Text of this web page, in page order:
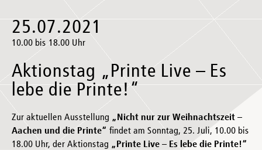
25.07.2021
10.00 bis 18.00 Uhr
Aktionstag „Printe Live – Es
lebe die Printe!“
Zur aktuellen Ausstellung „Nicht nur zur Weihnachtszeit –
Aachen und die Printe“ findet am Sonntag, 25. Juli, 10.00 bis
18.00 Uhr, der Aktionstag „Printe Live – Es lebe die Printe!“